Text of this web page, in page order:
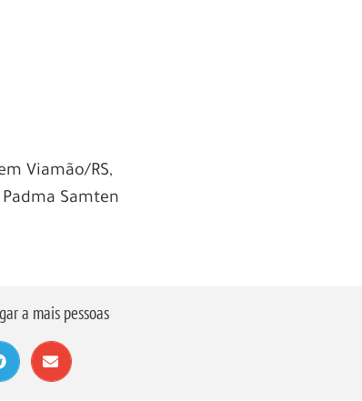
Viamão/RS,
Samten
a mais pessoas